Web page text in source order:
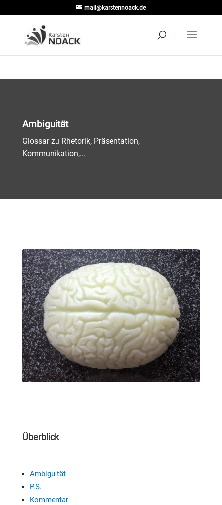
mail@karstennoack.de
Ambiguität
Glossar zu Rhetorik, Präsentation,
Kommunikation,...
Überblick
Ambiguität
P.S.
Kommentar